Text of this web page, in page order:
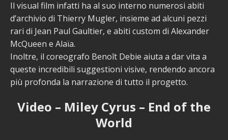
Il visual film infatti ha al suo interno numerosi abiti
d’archivio di Thierry Mugler, insieme ad alcuni pezzi
rari di Jean Paul Gaultier, e abiti custom di Alexander
McQueen e Alaïa.
Inoltre, il coreografo Benoît Debie aiuta a dar vita a
queste incredibili suggestioni visive, rendendo ancora
più profonda la narrazione di tutto il progetto.
Video – Miley Cyrus – End of the
World